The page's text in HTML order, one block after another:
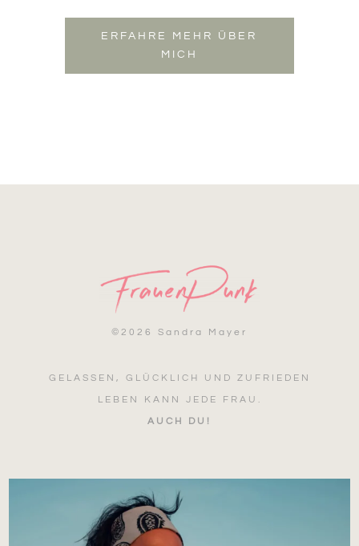
ERFAHRE MEHR ÜBER
MICH
© 2026 Sandra Mayer
GELASSEN, GLÜCKLICH UND ZUFRIEDEN
LEBEN KANN JEDE FRAU.
AUCH DU!